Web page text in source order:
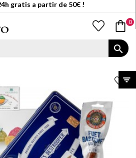
gratis a partir de 50€ !
0
search